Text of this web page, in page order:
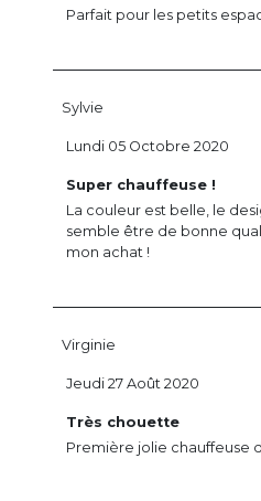
Parfait pour les petits
Sylvie
Super chauffeuse !
La couleur est belle, le
semble être de bonne
mon achat !
Lundi 05 Octobre 2020
Virginie
Très chouette
Première jolie chauffeuse
Jeudi 27 Août 2020